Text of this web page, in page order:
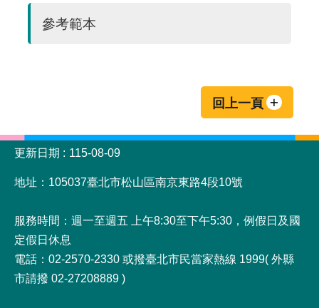
參考範本
回上一頁
:::
更新日期
115-08-09
地址：105037臺北市松山區南京東路4段10號
服務時間：週一至週五 上午8:30至下午5:30，例假日及國
定假日休息
電話：02-2570-2330 或撥臺北市民當家熱線 1999( 外縣
市請撥 02-27208889 )